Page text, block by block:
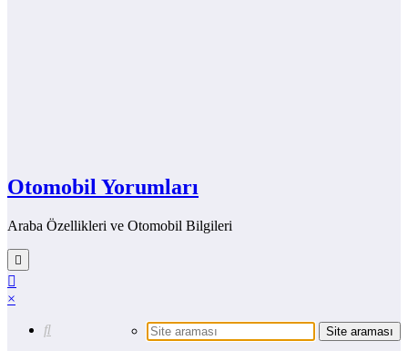
Otomobil Yorumları
Araba Özellikleri ve Otomobil Bilgileri
×